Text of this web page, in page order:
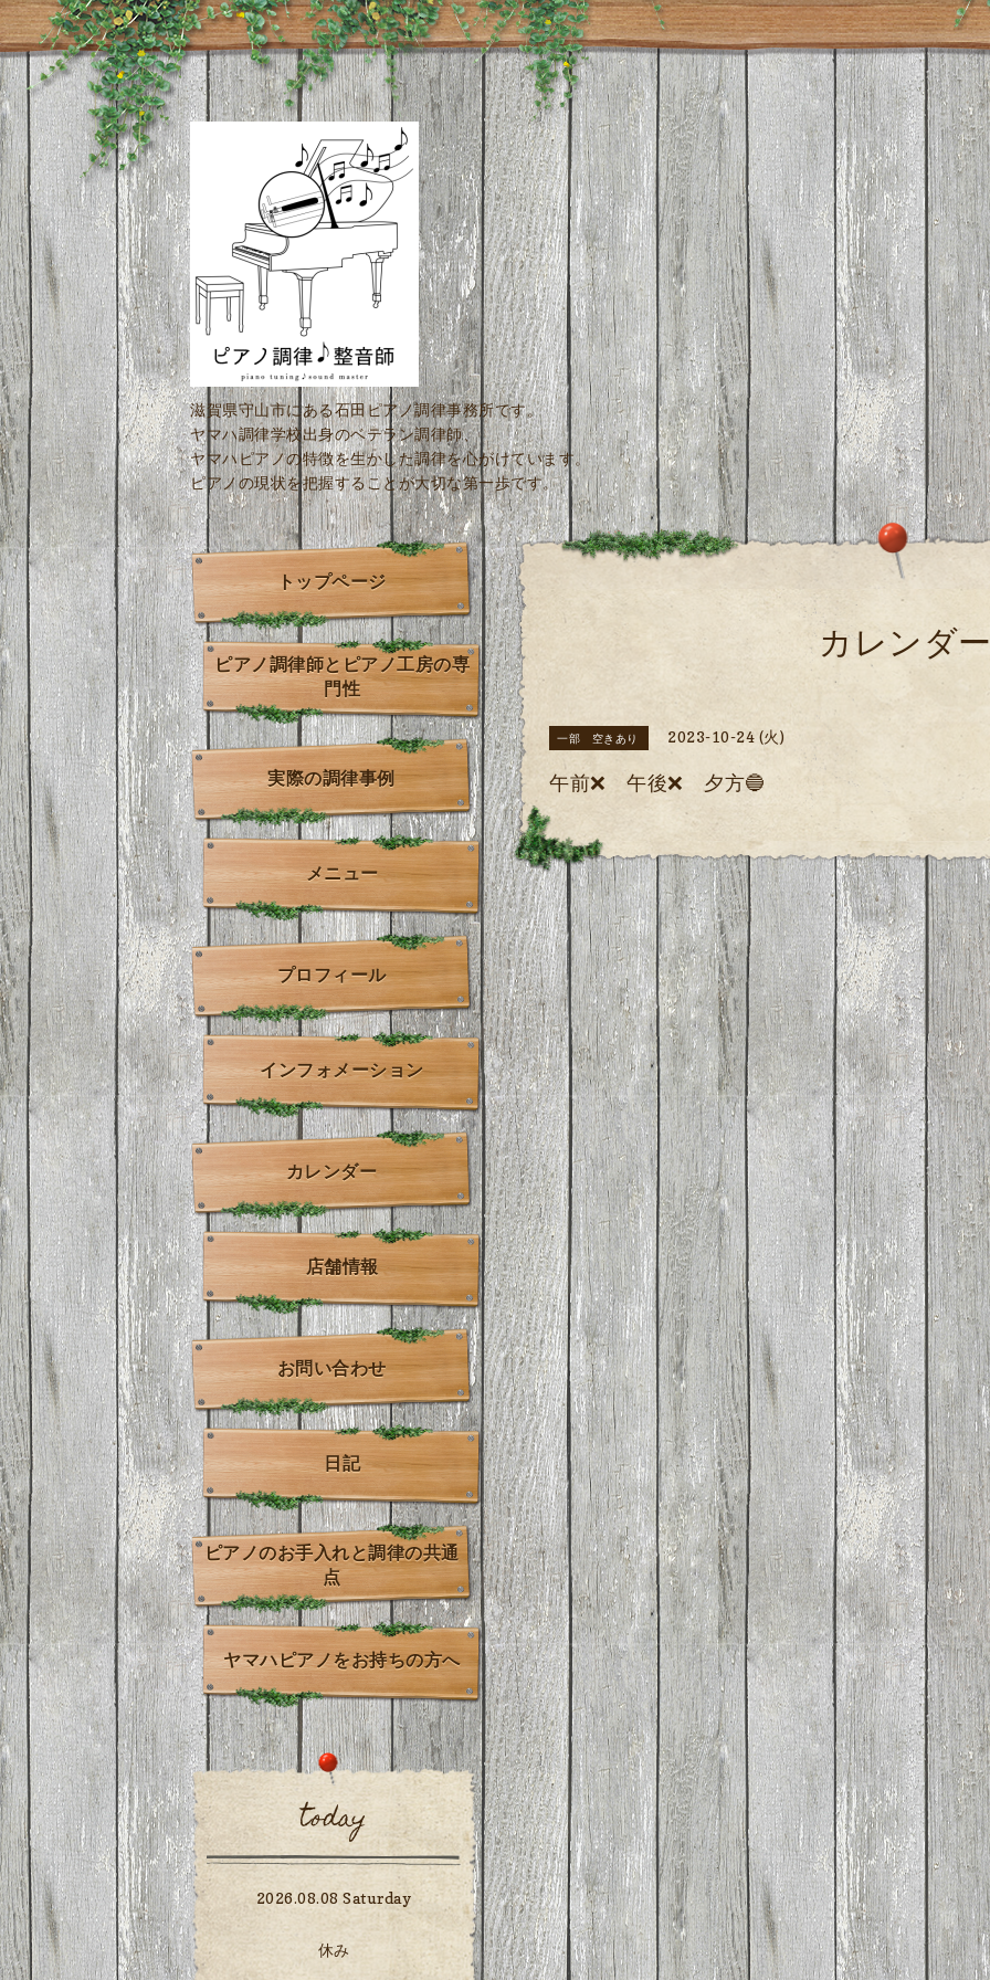
滋賀県守山市にある石田ピアノ調律事務所です。
ヤマハ調律学校出身のベテラン調律師、
ヤマハピアノの特徴を生かした調律を心がけています。
ピアノの現状を把握することが大切な第一歩です。
カレンダ
一部 空きあり 2023-10-24 (火)
午前❌ 午後❌ 夕方🔵
トップページ
ピアノ調律師とピアノ工房の専
門性
実際の調律事例
メニュー
プロフィール
インフォメーション
カレンダー
店舗情報
お問い合わせ
日記
ピアノのお手入れと調律の共通
点
ヤマハピアノをお持ちの方へ
today
2026.08.08 Saturday
休み